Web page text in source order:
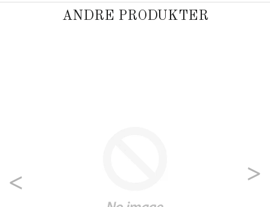
ANDRE PRODUKTER